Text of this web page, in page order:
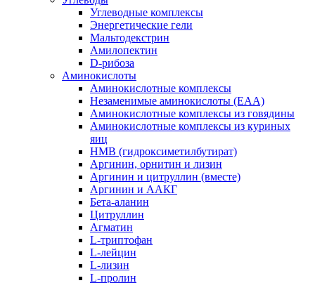
Углеводные комплексы
Энергетические гели
Мальтодекстрин
Амилопектин
D-рибоза
Аминокислоты
Аминокислотные комплексы
Незаменимые аминокислоты (EAA)
Аминокислотные комплексы из говядины
Аминокислотные комплексы из куриных
яиц
HMB (гидроксиметилбутират)
Аргинин, орнитин и лизин
Аргинин и цитруллин (вместе)
Аргинин и ААКГ
Бета-аланин
Цитруллин
Агматин
L-триптофан
L-лейцин
L-лизин
L-пролин